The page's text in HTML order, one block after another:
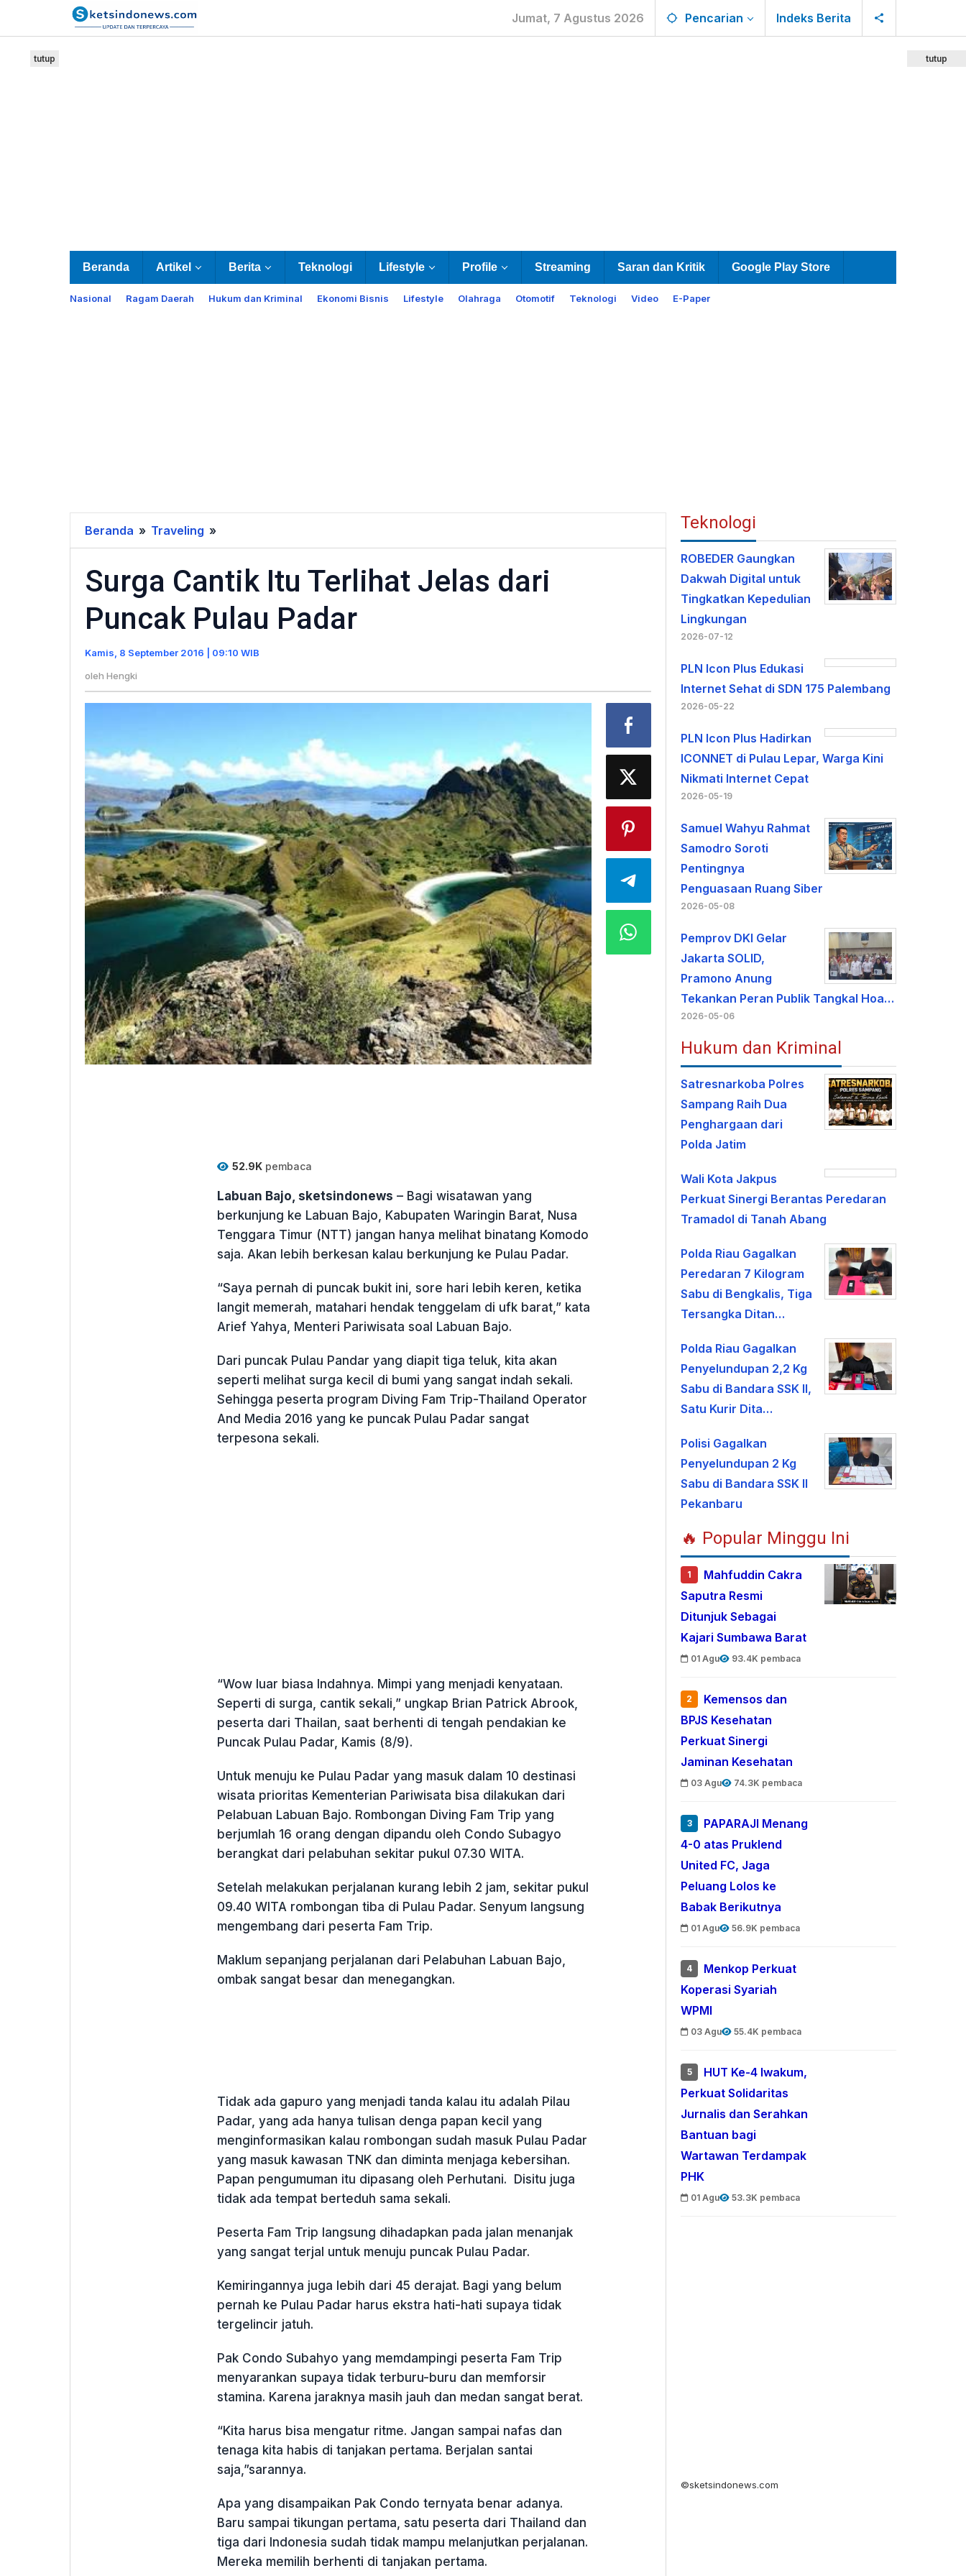
Jumat, 7 Agustus 2026 Pencarian Indeks Berita
Beranda Artikel Berita Teknologi Lifestyle Profile Streaming Saran dan Kritik Google Play Store
Nasional Ragam Daerah Hukum dan Kriminal Ekonomi Bisnis Lifestyle Olahraga Otomotif Teknologi Video E-Paper
tutup tutup
Beranda » Traveling »
Cantik
Itu
Terlihat
Jelas
dari
Puncak
Padar
Surga Cantik Itu Terlihat Jelas dari
Puncak Pulau Padar
Kamis, 8 September 2016 | 09:10 WIB
oleh Hengki
52.9Kpembaca
Labuan Bajo, sketsindonews – Bagi wisatawan yang
berkunjung ke Labuan Bajo, Kabupaten Waringin Barat, Nusa
Tenggara Timur (NTT) jangan hanya melihat binatang Komodo
saja. Akan lebih berkesan kalau berkunjung ke Pulau Padar.
“Saya pernah di puncak bukit ini, sore hari lebih keren, ketika
langit memerah, matahari hendak tenggelam di ufk barat,” kata
Arief Yahya, Menteri Pariwisata soal Labuan Bajo.
Dari puncak Pulau Pandar yang diapit tiga teluk, kita akan
seperti melihat surga kecil di bumi yang sangat indah sekali.
Sehingga peserta program Diving Fam Trip-Thailand Operator
And Media 2016 yang ke puncak Pulau Padar sangat
terpesona sekali.
“Wow luar biasa Indahnya. Mimpi yang menjadi kenyataan.
Seperti di surga, cantik sekali,” ungkap Brian Patrick Abrook,
peserta dari Thailan, saat berhenti di tengah pendakian ke
Puncak Pulau Padar, Kamis (8/9).
Untuk menuju ke Pulau Padar yang masuk dalam 10 destinasi
wisata prioritas Kementerian Pariwisata bisa dilakukan dari
Pelabuan Labuan Bajo. Rombongan Diving Fam Trip yang
berjumlah 16 orang dengan dipandu oleh Condo Subagyo
berangkat dari pelabuhan sekitar pukul 07.30 WITA.
Setelah melakukan perjalanan kurang lebih 2 jam, sekitar pukul
09.40 WITA rombongan tiba di Pulau Padar. Senyum langsung
mengembang dari peserta Fam Trip.
Maklum sepanjang perjalanan dari Pelabuhan Labuan Bajo,
ombak sangat besar dan menegangkan.
Tidak ada gapuro yang menjadi tanda kalau itu adalah Pilau
Padar, yang ada hanya tulisan denga papan kecil yang
menginformasikan kalau rombongan sudah masuk Pulau Padar
yang masuk kawasan TNK dan diminta menjaga kebersihan.
Papan pengumuman itu dipasang oleh Perhutani. Disitu juga
tidak ada tempat berteduh sama sekali.
Peserta Fam Trip langsung dihadapkan pada jalan menanjak
yang sangat terjal untuk menuju puncak Pulau Padar.
Kemiringannya juga lebih dari 45 derajat. Bagi yang belum
pernah ke Pulau Padar harus ekstra hati-hati supaya tidak
tergelincir jatuh.
Pak Condo Subahyo yang memdampingi peserta Fam Trip
menyarankan supaya tidak terburu-buru dan memforsir
stamina. Karena jaraknya masih jauh dan medan sangat berat.
“Kita harus bisa mengatur ritme. Jangan sampai nafas dan
tenaga kita habis di tanjakan pertama. Berjalan santai
saja,”sarannya.
Apa yang disampaikan Pak Condo ternyata benar adanya.
Baru sampai tikungan pertama, satu peserta dari Thailand dan
tiga dari Indonesia sudah tidak mampu melanjutkan perjalanan.
Mereka memilih berhenti di tanjakan pertama.
Teknologi
ROBEDER Gaungkan
Dakwah Digital untuk
Tingkatkan Kepedulian
Lingkungan
2026-07-12
PLN Icon Plus Edukasi
Internet Sehat di SDN 175 Palembang
2026-05-22
PLN Icon Plus Hadirkan
ICONNET di Pulau Lepar, Warga Kini
Nikmati Internet Cepat
2026-05-19
Samuel Wahyu Rahmat
Samodro Soroti
Pentingnya
Penguasaan Ruang Siber
2026-05-08
Pemprov DKI Gelar
Jakarta SOLID,
Pramono Anung
Tekankan Peran Publik Tangkal Hoa…
2026-05-06
Hukum dan Kriminal
Satresnarkoba Polres
Sampang Raih Dua
Penghargaan dari
Polda Jatim
Wali Kota Jakpus
Perkuat Sinergi Berantas Peredaran
Tramadol di Tanah Abang
Polda Riau Gagalkan
Peredaran 7 Kilogram
Sabu di Bengkalis, Tiga
Tersangka Ditan…
Polda Riau Gagalkan
Penyelundupan 2,2 Kg
Sabu di Bandara SSK II,
Satu Kurir Dita…
Polisi Gagalkan
Penyelundupan 2 Kg
Sabu di Bandara SSK II
Pekanbaru
🔥 Popular Minggu Ini
1
Mahfuddin Cakra
Saputra Resmi
Ditunjuk Sebagai
Kajari Sumbawa Barat
01 Agu 93.4K pembaca
2
Kemensos dan
BPJS Kesehatan
Perkuat Sinergi
Jaminan Kesehatan
03 Agu 74.3K pembaca
3
PAPARAJI Menang
4-0 atas Pruklend
United FC, Jaga
Peluang Lolos ke
Babak Berikutnya
01 Agu 56.9K pembaca
4
Menkop Perkuat
Koperasi Syariah
WPMI
03 Agu 55.4K pembaca
5
HUT Ke-4 Iwakum,
Perkuat Solidaritas
Jurnalis dan Serahkan
Bantuan bagi
Wartawan Terdampak
PHK
01 Agu 53.3K pembaca
©sketsindonews.com